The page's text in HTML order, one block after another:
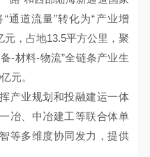
通道流量”转化为“产业增
元，占地13.5平方公里，聚
-材料-物流”全链条产业生
元。
业规划和投融建运一体
冶、中冶建工等联合体单
等多维度协同发力，提供